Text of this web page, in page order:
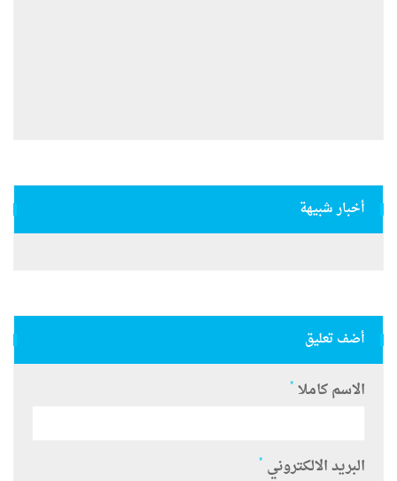
أخبار شبيهة
أضف تعليق
الاسم كاملا *
البريد الالكتروني *